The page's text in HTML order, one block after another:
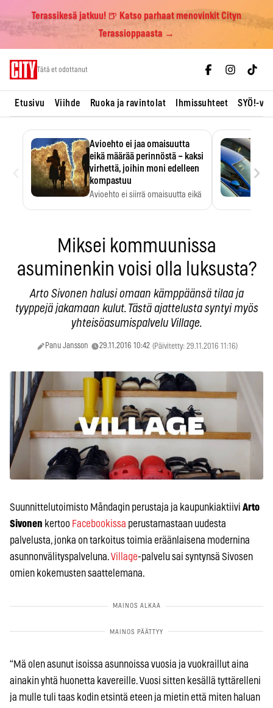
Terassikesä jatkuu! 🍺 Katso parhaat menovinkit Cityn
Terassioppaasta →
Tätä et odottanut
Etusivu Viihde Ruoka ja ravintolat Ihmissuhteet SYÖ!-
Avioehto ei jaa omaisuutta
eikä määrää perinnöstä – kaksi
virhettä, joihin moni edelleen
kompastuu
Avioehto ei siirrä omaisuutta eikä
›
Miksei kommuunissa
asuminenkin voisi olla luksusta?
Arto Sivonen halusi omaan kämppäänsä tilaa ja
tyyppejä jakamaan kulut. Tästä ajattelusta syntyi myös
yhteisöasumispalvelu Village.
Panu Jansson 29.11.2016 10:42 (Päivitetty: 29.11.2016 11:16)
Suunnittelutoimisto Måndagin perustaja ja kaupunkiaktiivi Arto
Sivonen kertoo Facebookissa perustamastaan uudesta
palvelusta, jonka on tarkoitus toimia eräänlaisena modernina
asunnonvälityspalveluna.Village-palvelu sai syntynsä Sivosen
omien kokemusten saattelemana.
“Mä olen asunut isoissa asunnoissa vuosia ja vuokraillut aina
ainakin yhtä huonetta kavereille. Vuosi sitten kesällä tyttärelleni
ja mulle tuli taas kodin etsintä eteen ja mietin että miten haluan